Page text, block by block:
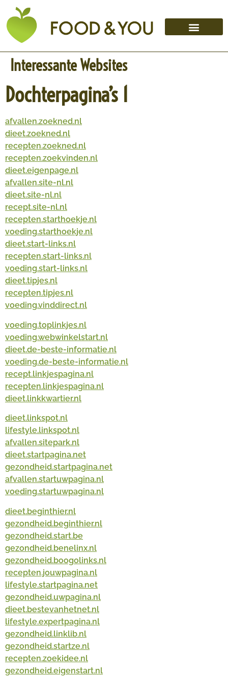
Interessante Websites
Dochterpagina’s 1
afvallen.zoekned.nl
dieet.zoekned.nl
recepten.zoekned.nl
recepten.zoekvinden.nl
dieet.eigenpage.nl
afvallen.site-nl.nl
dieet.site-nl.nl
recept.site-nl.nl
recepten.starthoekje.nl
voeding.starthoekje.nl
dieet.start-links.nl
recepten.start-links.nl
voeding.start-links.nl
dieet.tipjes.nl
recepten.tipjes.nl
voeding.vinddirect.nl
voeding.toplinkjes.nl
voeding.webwinkelstart.nl
dieet.de-beste-informatie.nl
voeding.de-beste-informatie.nl
recept.linkjespagina.nl
recepten.linkjespagina.nl
dieet.linkkwartier.nl
dieet.linkspot.nl
lifestyle.linkspot.nl
afvallen.sitepark.nl
dieet.startpagina.net
gezondheid.startpagina.net
afvallen.startuwpagina.nl
voeding.startuwpagina.nl
dieet.beginthier.nl
gezondheid.beginthier.nl
gezondheid.start.be
gezondheid.benelinx.nl
gezondheid.boogolinks.nl
recepten.jouwpagina.nl
lifestyle.startpagina.net
gezondheid.uwpagina.nl
dieet.bestevanhetnet.nl
lifestyle.expertpagina.nl
gezondheid.linklib.nl
gezondheid.startze.nl
recepten.zoekidee.nl
gezondheid.eigenstart.nl